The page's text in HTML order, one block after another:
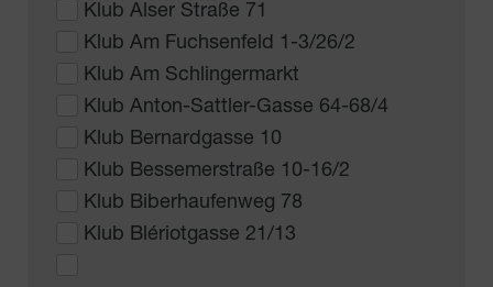
Klub Alser Straße 71
Klub Am Fuchsenfeld 1-3/26/2
Klub Am Schlingermarkt
Klub Anton-Sattler-Gasse 64-68/4
Klub Bernardgasse 10
Klub Bessemerstraße 10-16/2
Klub Biberhaufenweg 78
Klub Blériotgasse 21/13